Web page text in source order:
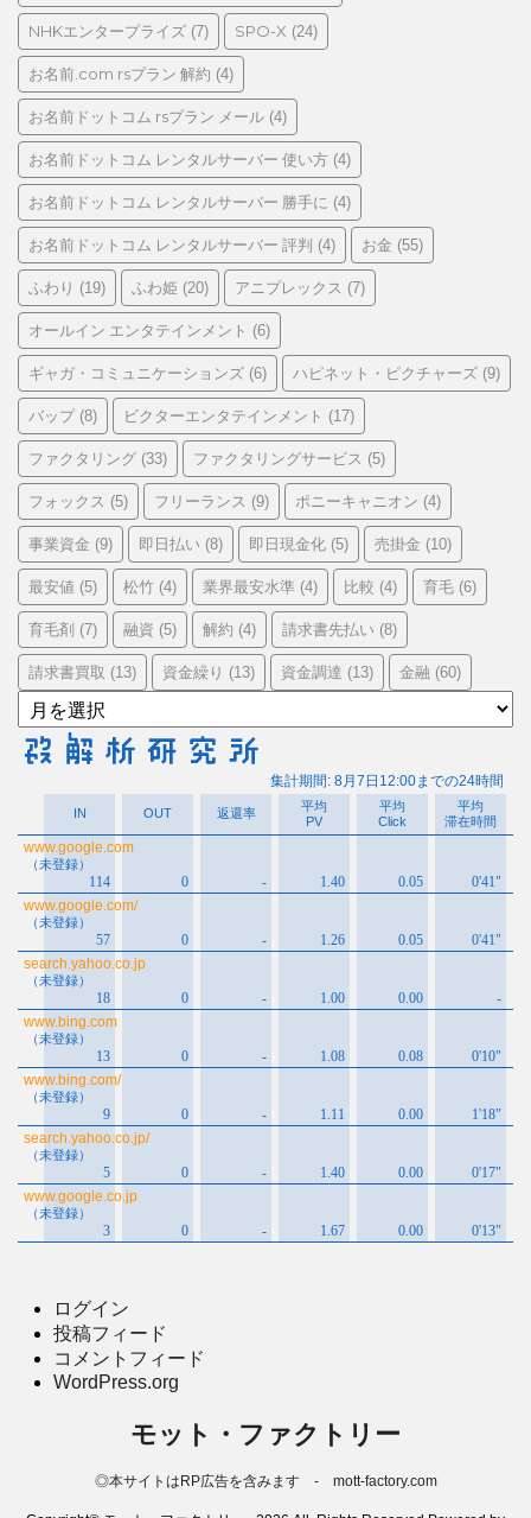
NHKエンタープライズ (7) SPO-X (24)
お名前.com rsプラン 解約 (4)
お名前ドットコム rsプラン メール (4)
お名前ドットコム レンタルサーバー 使い方 (4)
お名前ドットコム レンタルサーバー 勝手に (4)
お名前ドットコム レンタルサーバー 評判 (4) お金 (55)
ふわり (19) ふわ姫 (20) アニプレックス (7)
オールイン エンタテインメント (6)
ギャガ・コミュニケーションズ (6) ハピネット・ピクチャーズ (9)
バップ(8) ビクターエンタテインメント (17)
ファクタリング (33) ファクタリングサービス (5)
フォックス (5) フリーランス (9) ポニーキャニオン (4)
事業資金 (9) 即日払い (8) 即日現金化 (5) 売掛金 (10)
最安値 (5) 松竹 (4) 業界最安水準 (4) 比較 (4) 育毛 (6)
育毛剤 (7) 融資 (5) 解約 (4) 請求書先払い (8)
請求書買取 (13) 資金繰り (13) 資金調達 (13) 金融 (60)
ア
ー
カ
ログイン
投稿フィード
コメントフィード
WordPress.org
モット・ファクトリー
◎本サイトはRP広告を含みます - mott-factory.com